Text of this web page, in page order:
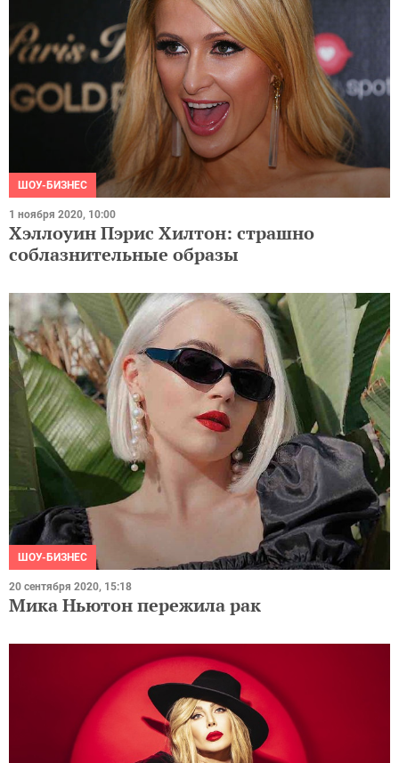
ШОУ-БИЗНЕС
1 ноября 2020, 10:00
Хэллоуин Пэрис Хилтон: страшно
соблазнительные образы
ШОУ-БИЗНЕС
20 сентября 2020, 15:18
Мика Ньютон пережила рак